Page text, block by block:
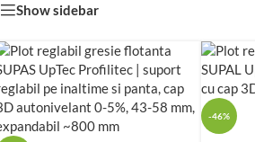
Show sidebar
-46%